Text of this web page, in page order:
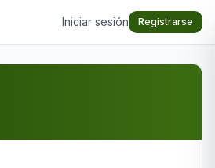
Iniciar sesión Registrarse